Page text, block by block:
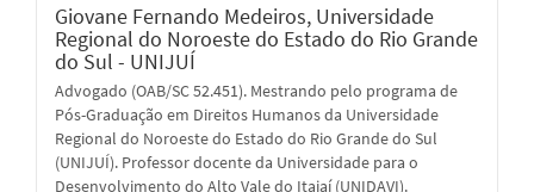
Giovane Fernando Medeiros, Universidade
Regional do Noroeste do Estado do Rio Grande
do Sul - UNIJUÍ
Advogado (OAB/SC 52.451). Mestrando pelo programa de
Pós-Graduação em Direitos Humanos da Universidade
Regional do Noroeste do Estado do Rio Grande do Sul
(UNIJUÍ). Professor docente da Universidade para o
Desenvolvimento do Alto Vale do Itajaí (UNIDAVI).